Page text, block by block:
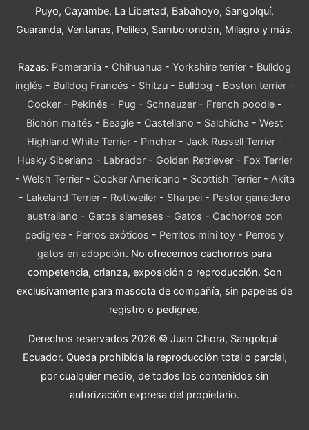
Puyo, Cayambe, La Libertad, Babahoyo, Sangolquí,
Guaranda, Ventanas, Pelileo, Samborondón, Milagro y más.
Razas: Pomerania - Chihuahua - Yorkshire terrier - Bulldog
inglés - Bulldog Francés - Shitzu - Bulldog - Boston terrier -
Cocker - Pekinés - Pug - Schnauzer - French poodle -
Bichón maltés - Beagle - Castellano - Salchicha - West
Highland White Terrier- Pincher- Jack Russell Terrier-
Husky Siberiano - Labrador- Golden Retriever- Fox Terrier
- Welsh Terrier- Cocker Americano - Scottish Terrier- Akita
- Lakeland Terrier - Rottweiler - Sharpei - Pastor ganadero
australiano - Gatos siameses - Gatos - Cachorros con
pedigree - Perros exóticos - Perritos mini toy - Perros y
gatos en adopción. No ofrecemos cachorros para
competencia, crianza, exposición o reproducción. Son
exclusivamente para mascota de compañía, sin papeles de
registro o pedigree.
Derechos reservados 2026 © Juan Chora, Sangolquí-
Ecuador. Queda prohibida la reproducción total o parcial,
por cualquier medio, de todos los contenidos sin
autorización expresa del propietario.